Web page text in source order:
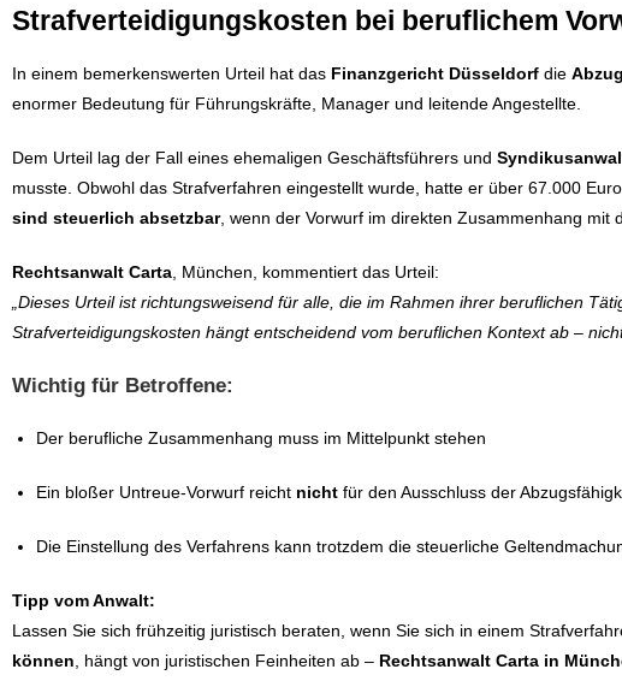
Strafverteidigungskosten bei beruflichem
In einem bemerkenswerten Urteil hat das Finanzgericht Düsseldorf die
enormer Bedeutung für Führungskräfte, Manager und leitende Angestellte.
Dem Urteil lag der Fall eines ehemaligen Geschäftsführers und
musste. Obwohl das Strafverfahren eingestellt wurde, hatte er über 67.000
sind steuerlich absetzbar, wenn der Vorwurf im direkten Zusammenhang mit
Rechtsanwalt Carta , München, kommentiert das Urteil:
„Dieses Urteil ist richtungsweisend für alle, die im Rahmen ihrer beruflichen
Strafverteidigungskosten hängt entscheidend vom beruflichen Kontext ab –
Wichtig für Betroffene:
Der berufliche Zusammenhang muss im Mittelpunkt stehen
Ein bloßer Untreue-Vorwurf reicht nicht für den Ausschluss der
Die Einstellung des Verfahrens kann trotzdem die steuerliche
Tipp vom Anwalt:
Lassen Sie sich frühzeitig juristisch beraten, wenn Sie sich in einem
können , hängt von juristischen Feinheiten ab – Rechtsanwalt Carta in